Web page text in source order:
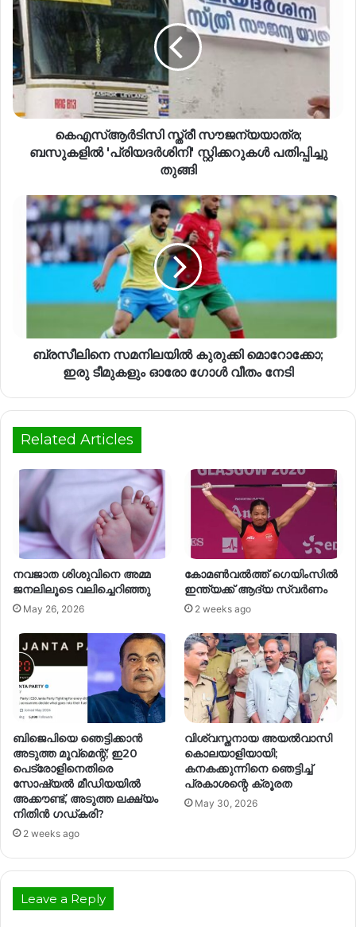
കെഎസ്ആര്‍ടിസി സ്ത്രീ സൗജന്യയാത്ര;
ബസുകളില്‍ 'പ്രിയദര്‍ശിനി' സ്റ്റിക്കറുകള്‍ പതിപ്പിച്ചു
തുങ്ങി
ബ്രസീലിനെ സമനിലയിൽ കുരുക്കി മൊറോക്കോ;
ഇരു ടീമുകളും ഓരോ ഗോൾ വീതം നേടി
Related Articles
നവജാത ശിശുവിനെ അമ്മ
ജനലിലൂടെ വലിച്ചെറിഞ്ഞു
May 26, 2026
കോമൺവൽത്ത് ഗെയിംസിൽ
ഇന്ത്യക്ക് ആദ്യ സ്വർണം
2 weeks ago
ബിജെപിയെ ഞെട്ടിക്കാന്‍
അടുത്ത മൂവ്‌മെന്റ്; ഇ20
പെട്രോളിനെതിരെ
സോഷ്യല്‍ മീഡിയയില്‍
അക്കൗണ്ട്, അടുത്ത ലക്ഷ്യം
നിതിന്‍ ഗഡ്കരി?
2 weeks ago
വിശ്വസ്തനായ അയൽവാസി
കൊലയാളിയായി;
കനകക്കുന്നിനെ ഞെട്ടിച്ച്
പ്രകാശന്റെ ക്രൂരത
May 30, 2026
Leave a Reply